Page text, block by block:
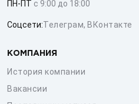
ПН-ПТ с 9:00 до 18:00
Соцсети:Телеграм, ВКонтакте
КОМПАНИЯ
История компании
Вакансии